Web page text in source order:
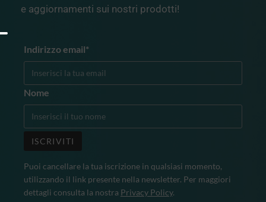
e aggiornamenti sui nostri prodotti!
Indirizzo email*
Nome
Puoi cancellare la tua iscrizione in qualsiasi momento,
utilizzando il link presente nella newsletter. Per maggiori
dettagli consulta la nostra Privacy Policy.